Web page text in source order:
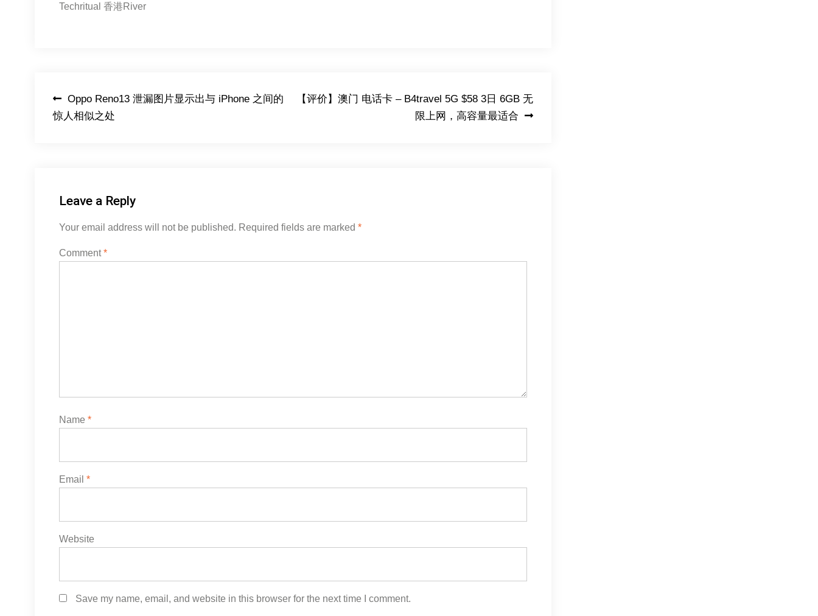
Techritual 香港River
Post
navigation
Oppo Reno13 泄漏图片显示出与 iPhone 之间的
惊人相似之处
【评价】澳门 电话卡 – B4travel 5G $58 3日 6GB 无
限上网，高容量最适合
Leave a Reply
Your email address will not be published. Required fields are marked *
Comment*
Name *
Email *
Website
Save my name, email, and website in this browser for the next time I comment.